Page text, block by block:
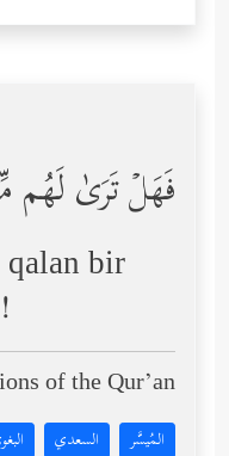
فَهَلۡ تَرَىٰ لَهُم
bir
of the Qur’an:
المُيسَّر السعدي